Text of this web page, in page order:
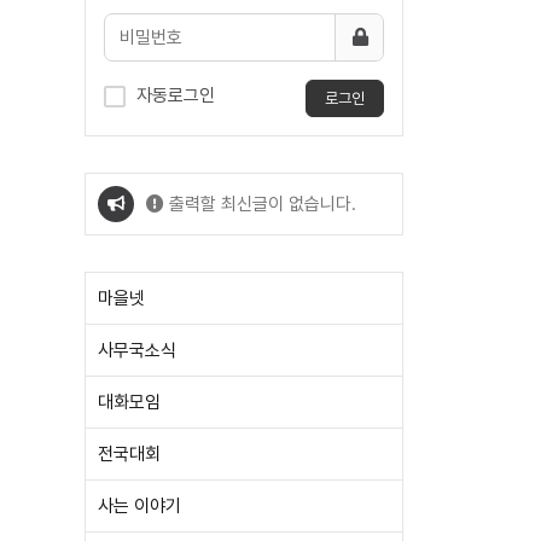
자동로그인 로그인
출력할 최신글이 없습니다.
마을넷
사무국소식
대화모임
전국대회
사는 이야기